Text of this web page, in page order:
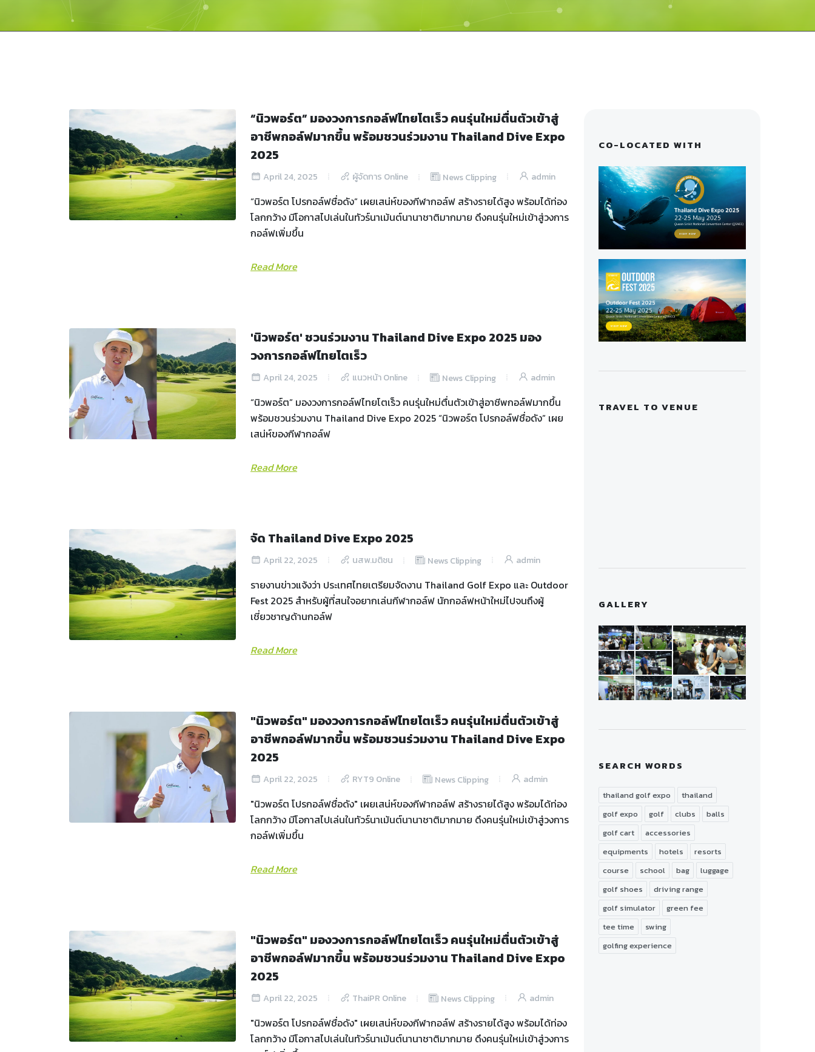
“นิวพอร์ต” มองวงการกอล์ฟไทยโตเร็ว คนรุ่นใหม่ตื่นตัวเข้าสู่
อาชีพกอล์ฟมากขึ้น พร้อมชวนร่วมงาน Thailand Dive Expo
2025
April 24, 2025 ผู้จัดการ Online News Clipping admin
“นิวพอร์ต โปรกอล์ฟชื่อดัง” เผยเสน่ห์ของกีฬากอล์ฟ สร้างรายได้สูง พร้อมได้ท่อง
โลกกว้าง มีโอกาสไปเล่นในทัวร์นาเม้นต์นานาชาติมากมาย ดึงคนรุ่นใหม่เข้าสู่วงการ
กอล์ฟเพิ่มขึ้น
Read More
'นิวพอร์ต' ชวนร่วมงาน Thailand Dive Expo 2025 มอง
วงการกอล์ฟไทยโตเร็ว
April 24, 2025 แนวหน้า Online News Clipping admin
“นิวพอร์ต” มองวงการกอล์ฟไทยโตเร็ว คนรุ่นใหม่ตื่นตัวเข้าสู่อาชีพกอล์ฟมากขึ้น
พร้อมชวนร่วมงาน Thailand Dive Expo 2025 “นิวพอร์ต โปรกอล์ฟชื่อดัง” เผย
เสน่ห์ของกีฬากอล์ฟ
Read More
จัด Thailand Dive Expo 2025
April 22, 2025 นสพ.มติชน News Clipping admin
รายงานข่าวแจ้งว่า ประเทศไทยเตรียมจัดงาน Thailand Golf Expo และ Outdoor
Fest 2025 สำหรับผู้ที่สนใจอยากเล่นกีฬากอล์ฟ นักกอล์ฟหน้าใหม่ไปจนถึงผู้
เชี่ยวชาญด้านกอล์ฟ
Read More
"นิวพอร์ต" มองวงการกอล์ฟไทยโตเร็ว คนรุ่นใหม่ตื่นตัวเข้าสู่
อาชีพกอล์ฟมากขึ้น พร้อมชวนร่วมงาน Thailand Dive Expo
2025
April 22, 2025 RYT9 Online News Clipping admin
"นิวพอร์ต โปรกอล์ฟชื่อดัง" เผยเสน่ห์ของกีฬากอล์ฟ สร้างรายได้สูง พร้อมได้ท่อง
โลกกว้าง มีโอกาสไปเล่นในทัวร์นาเม้นต์นานาชาติมากมาย ดึงคนรุ่นใหม่เข้าสู่วงการ
กอล์ฟเพิ่มขึ้น
Read More
"นิวพอร์ต" มองวงการกอล์ฟไทยโตเร็ว คนรุ่นใหม่ตื่นตัวเข้าสู่
อาชีพกอล์ฟมากขึ้น พร้อมชวนร่วมงาน Thailand Dive Expo
2025
April 22, 2025 ThaiPR Online News Clipping admin
"นิวพอร์ต โปรกอล์ฟชื่อดัง" เผยเสน่ห์ของกีฬากอล์ฟ สร้างรายได้สูง พร้อมได้ท่อง
โลกกว้าง มีโอกาสไปเล่นในทัวร์นาเม้นต์นานาชาติมากมาย ดึงคนรุ่นใหม่เข้าสู่วงการ
CO-LOCATED WITH
TRAVEL TO VENUE
GALLERY
SEARCH WORDS
thailand golf expo
thailand
golf expo
golf clubs
balls
golf cart
accessories
equipments
hotels
resorts
course
school bag
luggage
golf shoes
driving range
golf simulator
green fee
tee time
swing
golfing experience